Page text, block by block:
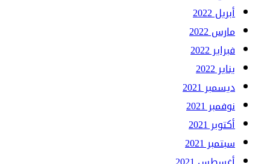
أبريل 2022
مارس 2022
فبراير 2022
يناير 2022
ديسمبر 2021
نوفمبر 2021
أكتوبر 2021
سبتمبر 2021